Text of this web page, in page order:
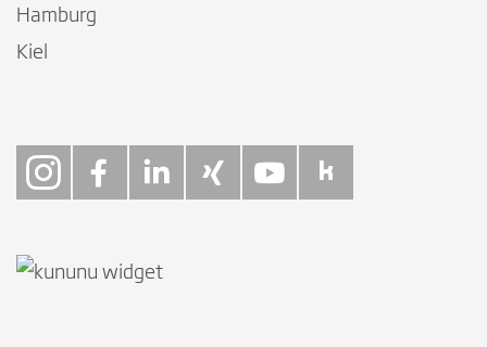
Hamburg
Kiel